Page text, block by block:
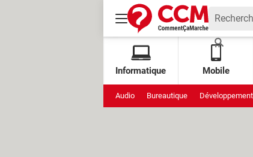
Informatique Mobile
Audio Bureautique Développement